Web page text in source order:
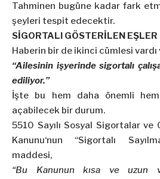
Tahminen bugüne kadar fark
şeyleri tespit edecektir.
SİGORTALI GÖSTERİLEN EŞLER
Haberin bir de ikinci cümlesi vardı
“Ailesinin işyerinde sigortalı
ediliyor.”
İşte bu hem daha önemli hem
açabilecek bir durum.
5510 Sayılı Sosyal Sigortalar ve
Kanunu‘nun “Sigortalı
maddesi,
“Bu Kanunun kısa ve uzun